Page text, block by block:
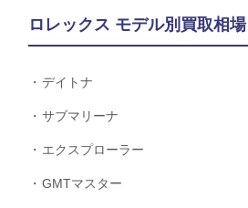
ロレックス モデル別買取相場
デイトナ
サブマリーナ
エクスプローラー
GMTマスター